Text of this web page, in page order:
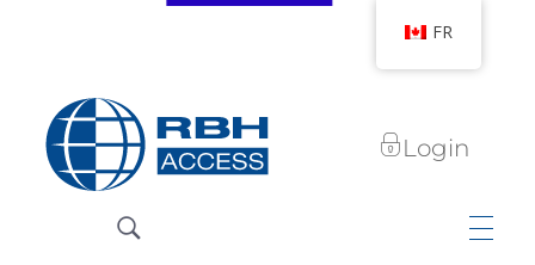
Login
FR